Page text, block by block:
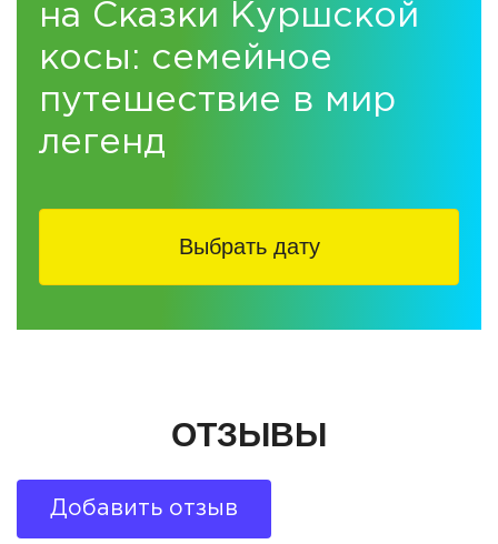
на Сказки Куршской
косы: семейное
путешествие в мир
легенд
Выбрать дату
ОТЗЫВЫ
Добавить отзыв